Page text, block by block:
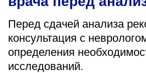
Перед сдачей анализа
консультация с
определения
исследований.